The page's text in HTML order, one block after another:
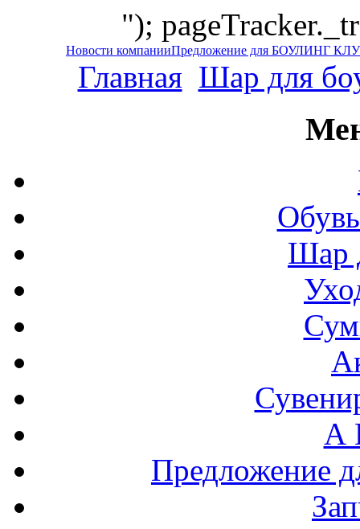
");
Новости компанииПредложение для БОУЛИНГ
Главная Шар для
Шар
А